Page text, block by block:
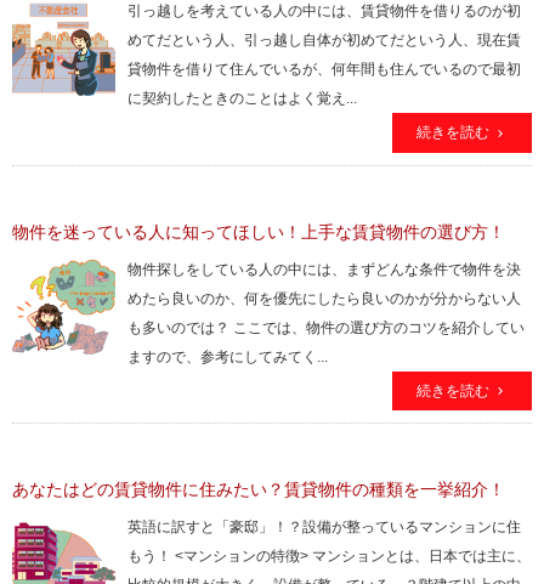
引っ越しを考えている人の中には、賃貸物件を借りるのが初
めてだという人、引っ越し自体が初めてだという人、現在賃
貸物件を借りて住んでいるが、何年間も住んでいるので最初
に契約したときのことはよく覚え...
続きを読む
物件を迷っている人に知ってほしい！上手な賃貸物件の選び方！
物件探しをしている人の中には、まずどんな条件で物件を決
めたら良いのか、何を優先にしたら良いのかが分からない人
も多いのでは？ ここでは、物件の選び方のコツを紹介してい
ますので、参考にしてみてく...
続きを読む
あなたはどの賃貸物件に住みたい？賃貸物件の種類を一挙紹介！
英語に訳すと「豪邸」！？設備が整っているマンションに住
もう！ <マンションの特徴> マンションとは、日本では主に、